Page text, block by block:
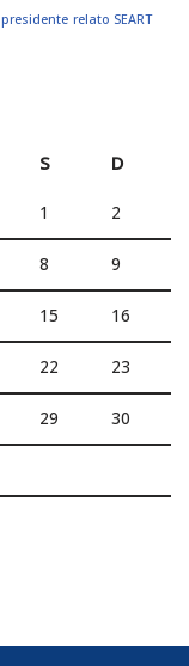
presidente relato SEART
S D
1 2
8 9
15 16
22 23
29 30